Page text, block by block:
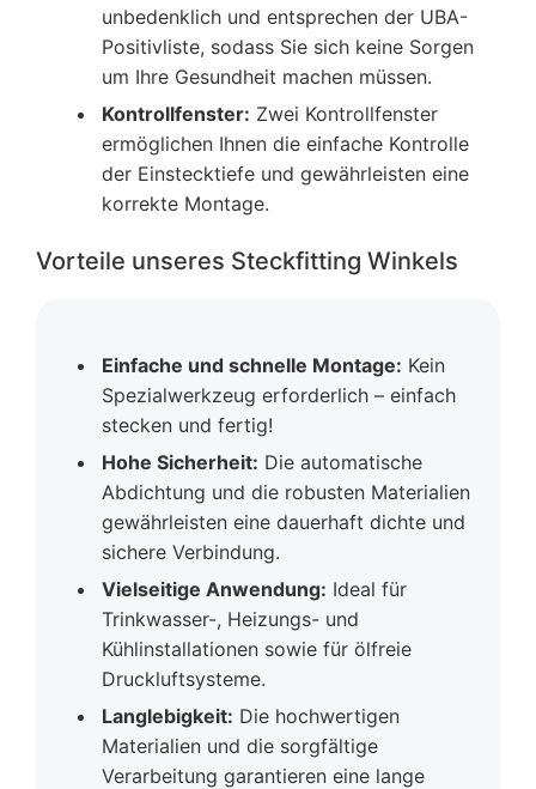
unbedenklich und entsprechen der UBA-
Positivliste, sodass Sie sich keine Sorgen
um Ihre Gesundheit machen müssen.
Kontrollfenster: Zwei Kontrollfenster
ermöglichen Ihnen die einfache Kontrolle
der Einstecktiefe und gewährleisten eine
korrekte Montage.
Vorteile unseres Steckfitting Winkels
Einfache und schnelle Montage: Kein
Spezialwerkzeug erforderlich – einfach
stecken und fertig!
Hohe Sicherheit: Die automatische
Abdichtung und die robusten Materialien
gewährleisten eine dauerhaft dichte und
sichere Verbindung.
Vielseitige Anwendung: Ideal für
Trinkwasser-, Heizungs- und
Kühlinstallationen sowie für ölfreie
Druckluftsysteme.
Langlebigkeit: Die hochwertigen
Materialien und die sorgfältige
Verarbeitung garantieren eine lange